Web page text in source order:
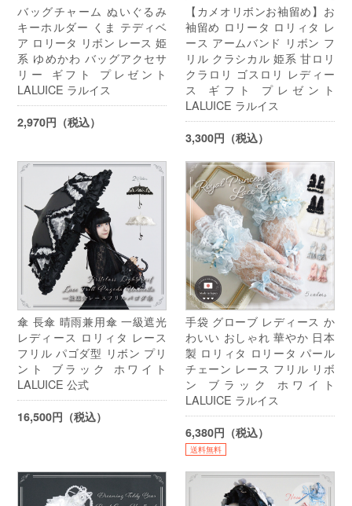
バッグチャーム ぬいぐるみ
キーホルダー くま テディベ
ア ロリータ リボン レース 姫
系 ゆめかわ バッグアクセサ
リー ギフト プレゼント
LALUICE ラルイス
2,970円（税込）
【カメオリボンお袖留め】お
袖留め ロリータ ロリィタ レ
ース アームバンド リボン フ
リル クラシカル 姫系 甘ロリ
クラロリ ゴスロリ レディー
ス ギフト プレゼント
LALUICE ラルイス
3,300円（税込）
傘 長傘 晴雨兼用傘 一級遮光
レディース ロリィタ レース
フリル パゴダ型 リボン プリ
ント ブラック ホワイト
LALUICE 公式
16,500円（税込）
手袋 グローブ レディース か
わいい おしゃれ 華やか 日本
製 ロリィタ ロリータ パール
チェーン レース フリル リボ
ン ブラック ホワイト
LALUICE ラルイス
6,380円（税込）
送料無料